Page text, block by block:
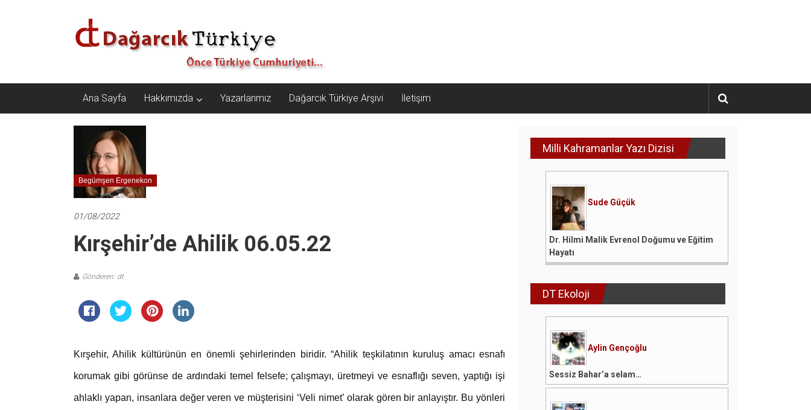
Dağarcık
Türkiye
Türkiye
Cumhuriyeti…
Ana Sayfa Hakkımızda Yazarlarımız Dağarcık Türkiye Arşivi İletişim
Begümşen Ergenekon
01/08/2022
Kırşehir’de Ahilik 06.05.22
Gönderen: dt
Kırşehir, Ahilik kültürünün en önemli şehirlerinden biridir. “Ahilik teşkilatının kuruluş amacı esnafı
korumak gibi görünse de ardındaki temel felsefe; çalışmayı, üretmeyi ve esnaflığı seven, yaptığı işi
ahlaklı yapan, insanlara değer veren ve müşterisini ‘Veli nimet’ olarak gören bir anlayıştır. Bu yönleri
Milli Kahramanlar Yazı Dizisi
Sude Güçük
Dr. Hilmi Malik Evrenol Doğumu ve Eğitim
Hayatı
DT Ekoloji
Aylin Gençoğlu
Sessiz Bahar’a selam…